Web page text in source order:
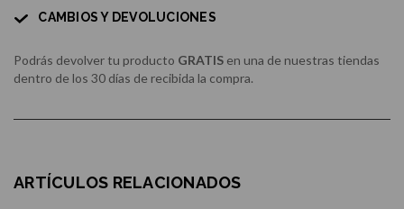
CAMBIOS Y DEVOLUCIONES
Podrás devolver tu producto GRATIS en una de nuestras tiendas
dentro de los 30 días de recibida la compra.
ARTÍCULOS RELACIONADOS